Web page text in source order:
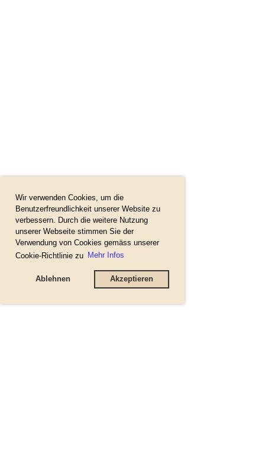
Wir verwenden Cookies, um die
Benutzerfreundlichkeit unserer Website zu
verbessern. Durch die weitere Nutzung
unserer Webseite stimmen Sie der
Verwendung von Cookies gemäss unserer
Cookie-Richtlinie zu Mehr Infos
Ablehnen Akzeptieren